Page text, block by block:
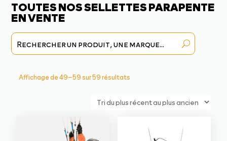
TOUTES NOS SELLETTES PARAPENTE
EN VENTE
Affichage de 49–59 sur 59 résultats
récent
ancien